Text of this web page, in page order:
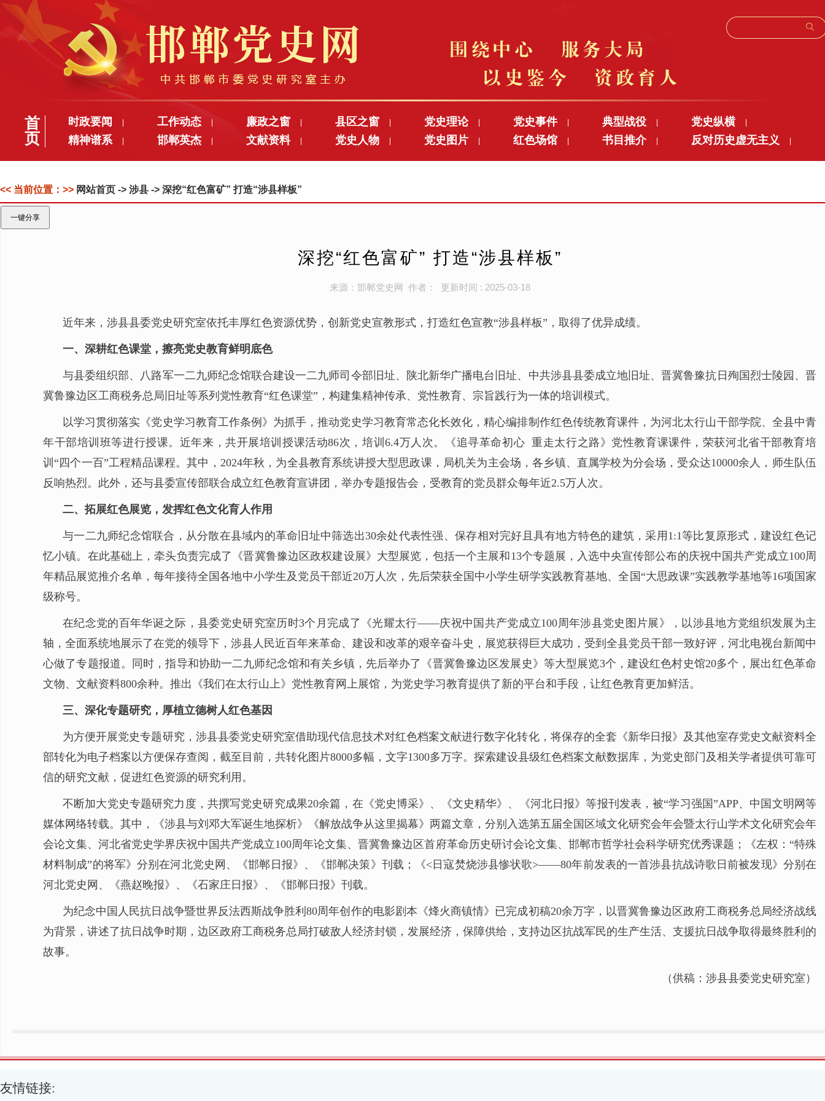
首
页
时政要闻 工作动态 廉政之窗 县区之窗 党史理论 党史事件 典型战役 党史纵横
精神谱系 邯郸英杰 文献资料 党史人物 党史图片 红色场馆 书目推介 反对历史虚无主义
<< 当前位置：>> 网站首页 -> 涉县 -> 深挖“红色富矿” 打造“涉县样板”
一键分享
深挖“红色富矿” 打造“涉县样板”
来源：邯郸党史网 作者： 更新时间 : 2025-03-18
近年来，涉县县委党史研究室依托丰厚红色资源优势，创新党史宣教形式，打造红色宣教“涉县样板”，取得了优异成绩。
一、深耕红色课堂，擦亮党史教育鲜明底色
与县委组织部、八路军一二九师纪念馆联合建设一二九师司令部旧址、陕北新华广播电台旧址、中共涉县县委成立地旧址、晋冀鲁豫抗日殉国烈士陵园、晋
冀鲁豫边区工商税务总局旧址等系列党性教育“红色课堂”，构建集精神传承、党性教育、宗旨践行为一体的培训模式。
以学习贯彻落实《党史学习教育工作条例》为抓手，推动党史学习教育常态化长效化，精心编排制作红色传统教育课件，为河北太行山干部学院、全县中青
年干部培训班等进行授课。近年来，共开展培训授课活动86次，培训6.4万人次。《追寻革命初心 重走太行之路》党性教育课课件，荣获河北省干部教育培
训“四个一百”工程精品课程。其中，2024年秋，为全县教育系统讲授大型思政课，局机关为主会场，各乡镇、直属学校为分会场，受众达10000余人，师生队伍
反响热烈。此外，还与县委宣传部联合成立红色教育宣讲团，举办专题报告会，受教育的党员群众每年近2.5万人次。
二、拓展红色展览，发挥红色文化育人作用
与一二九师纪念馆联合，从分散在县域内的革命旧址中筛选出30余处代表性强、保存相对完好且具有地方特色的建筑，采用1:1等比复原形式，建设红色记
忆小镇。在此基础上，牵头负责完成了《晋冀鲁豫边区政权建设展》大型展览，包括一个主展和13个专题展，入选中央宣传部公布的庆祝中国共产党成立100周
年精品展览推介名单，每年接待全国各地中小学生及党员干部近20万人次，先后荣获全国中小学生研学实践教育基地、全国“大思政课”实践教学基地等16项国家
级称号。
在纪念党的百年华诞之际，县委党史研究室历时3个月完成了《光耀太行——庆祝中国共产党成立100周年涉县党史图片展》，以涉县地方党组织发展为主
轴，全面系统地展示了在党的领导下，涉县人民近百年来革命、建设和改革的艰辛奋斗史，展览获得巨大成功，受到全县党员干部一致好评，河北电视台新闻中
心做了专题报道。同时，指导和协助一二九师纪念馆和有关乡镇，先后举办了《晋冀鲁豫边区发展史》等大型展览3个，建设红色村史馆20多个，展出红色革命
文物、文献资料800余种。推出《我们在太行山上》党性教育网上展馆，为党史学习教育提供了新的平台和手段，让红色教育更加鲜活。
三、深化专题研究，厚植立德树人红色基因
为方便开展党史专题研究，涉县县委党史研究室借助现代信息技术对红色档案文献进行数字化转化，将保存的全套《新华日报》及其他室存党史文献资料全
部转化为电子档案以方便保存查阅，截至目前，共转化图片8000多幅，文字1300多万字。探索建设县级红色档案文献数据库，为党史部门及相关学者提供可靠可
信的研究文献，促进红色资源的研究利用。
不断加大党史专题研究力度，共撰写党史研究成果20余篇，在《党史博采》、《文史精华》、《河北日报》等报刊发表，被“学习强国”APP、中国文明网等
媒体网络转载。其中，《涉县与刘邓大军诞生地探析》《解放战争从这里揭幕》两篇文章，分别入选第五届全国区域文化研究会年会暨太行山学术文化研究会年
会论文集、河北省党史学界庆祝中国共产党成立100周年论文集、晋冀鲁豫边区首府革命历史研讨会论文集、邯郸市哲学社会科学研究优秀课题；《左权：“特殊
材料制成”的将军》分别在河北党史网、《邯郸日报》、《邯郸决策》刊载；《<日寇焚烧涉县惨状歌>——80年前发表的一首涉县抗战诗歌日前被发现》分别在
河北党史网、《燕赵晚报》、《石家庄日报》、《邯郸日报》刊载。
为纪念中国人民抗日战争暨世界反法西斯战争胜利80周年创作的电影剧本《烽火商镇情》已完成初稿20余万字，以晋冀鲁豫边区政府工商税务总局经济战线
为背景，讲述了抗日战争时期，边区政府工商税务总局打破敌人经济封锁，发展经济，保障供给，支持边区抗战军民的生产生活、支援抗日战争取得最终胜利的
故事。
（供稿：涉县县委党史研究室）
友情链接: